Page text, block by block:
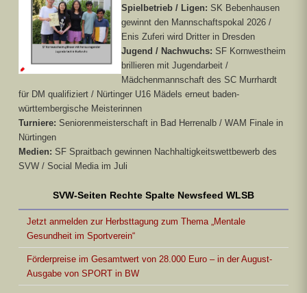
Spielbetrieb / Ligen: SK Bebenhausen
gewinnt den Mannschaftspokal 2026 /
Enis Zuferi wird Dritter in Dresden
Jugend / Nachwuchs: SF Kornwestheim
brillieren mit Jugendarbeit /
Mädchenmannschaft des SC Murrhardt
für DM qualifiziert / Nürtinger U16 Mädels erneut baden-
württembergische Meisterinnen
Turniere: Seniorenmeisterschaft in Bad Herrenalb / WAM Finale in
Nürtingen
Medien: SF Spraitbach gewinnen Nachhaltigkeitswettbewerb des
SVW / Social Media im Juli
SVW-Seiten Rechte Spalte Newsfeed WLSB
Jetzt anmelden zur Herbsttagung zum Thema „Mentale
Gesundheit im Sportverein“
Förderpreise im Gesamtwert von 28.000 Euro – in der August-
Ausgabe von SPORT in BW